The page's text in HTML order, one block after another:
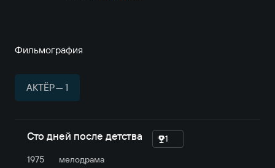
Фильмография
АКТЁР — 1
Сто дней после детства
1
1975
мелодрама